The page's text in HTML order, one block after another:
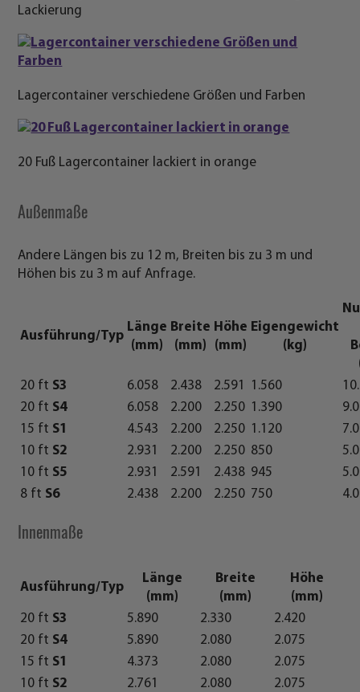
Lackierung
Lagercontainer verschiedene Größen und Farben
20 Fuß Lagercontainer lackiert in orange
Außenmaße
Andere Längen bis zu 12 m, Breiten bis zu 3 m und
Höhen bis zu 3 m auf Anfrage.
Ausführung/Typ
Länge
(mm)
Breite
(mm)
Höhe
(mm)
Eigengewicht
(kg)
20 ft S3 6.058 2.438 2.591 1.560
20 ft S4 6.058 2.200 2.250 1.390
15 ft S1 4.543 2.200 2.250 1.120
10 ft S2 2.931 2.200 2.250 850
10 ft S5 2.931 2.591 2.438 945
8 ft S6 2.438 2.200 2.250 750
Innenmaße
Ausführung/Typ
Länge
(mm)
Breite
(mm)
Höhe
(mm)
20 ft S3 5.890 2.330
2.420
20 ft S4 5.890 2.080
2.075
15 ft S1 4.373 2.080
2.075
10 ft S2 2.761 2.080
2.075